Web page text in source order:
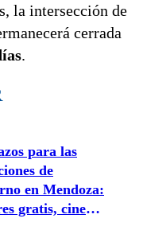
la intersección de
cerrada
.
para las
de
en Mendoza:
gratis, cine